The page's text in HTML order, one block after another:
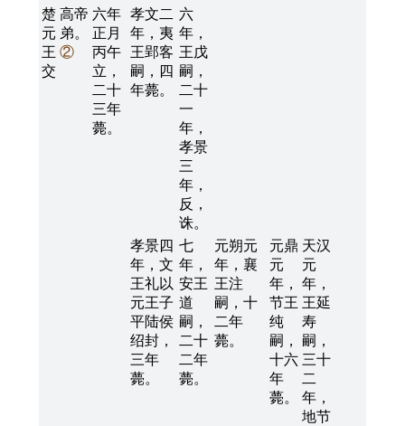
楚
元
王
交
高帝
弟。
②
六年
正月
丙午
立，
二十
三年
薨。
孝文二
年，夷
王郢客
嗣，四
年薨。
六
年，
王戊
嗣，
二十
一
年，
孝景
三
年，
反，
诛。
孝景四
年，文
王礼以
元王子
平陆侯
绍封，
三年
薨。
七
年，
安王
道
嗣，
二十
二年
薨。
元朔元
年，襄
王注
嗣，十
二年
薨。
元鼎
元
年，
节王
纯
嗣，
十六
年
薨。
天汉
元
年，
王延
寿
嗣，
三十
二
年，
地节